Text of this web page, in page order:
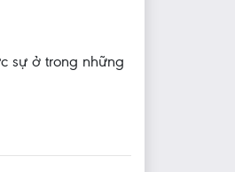
sự ở trong những